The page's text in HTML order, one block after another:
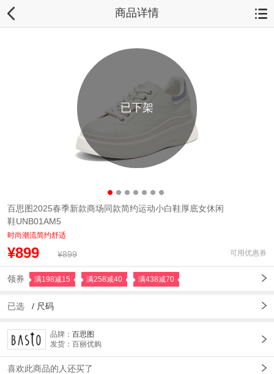
商品详情
已下架
百思图2025春季新款商场同款简约运动小白鞋厚底女休闲
鞋UNB01AM5
时尚潮流简约舒适
¥899 ¥899 可用优惠券
领券 满198减15 满258减40 满438减70
已选 / 尺码
品牌： 百思图
发货：百丽优购
喜欢此商品的人还买了